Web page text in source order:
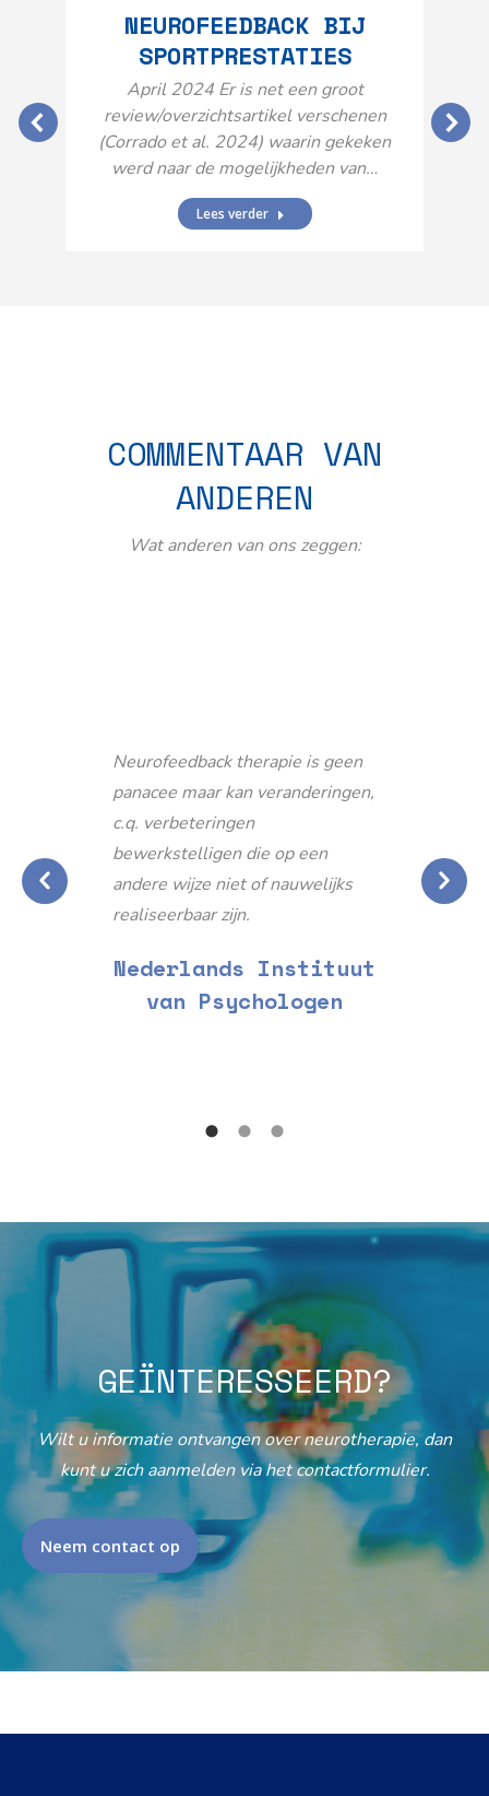
NEUROFEEDBACK BIJ
SPORTPRESTATIES
April 2024 Er is net een groot
review/overzichtsartikel verschenen
(Corrado et al. 2024) waarin gekeken
werd naar de mogelijkheden van…
Lees verder
COMMENTAAR VAN
ANDEREN
Wat anderen van ons zeggen:
Neurofeedback therapie is geen
panacee maar kan veranderingen,
c.q. verbeteringen
bewerkstelligen die op een
andere wijze niet of nauwelijks
realiseerbaar zijn.
Nederlands Instituut
van Psychologen
GEÏNTERESSEERD?
Wilt u informatie ontvangen over neurotherapie, dan
kunt u zich aanmelden via het contactformulier.
Neem contact op